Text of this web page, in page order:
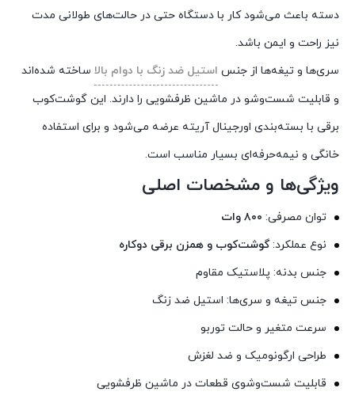
دسته باعث می‌شود کار با دستگاه حتی در حالت‌های طولانی مدت
نیز راحت و ایمن باشد.
سری‌ها و تیغه‌ها از جنس استیل ضد زنگ با دوام بالا ساخته شده‌اند
و قابلیت شست‌وشو در ماشین ظرفشویی را دارند. این گوشت‌کوب
برقی با بسته‌بندی اورجینال آریته عرضه می‌شود و برای استفاده
خانگی و نیمه‌حرفه‌ای بسیار مناسب است.
ویژگی‌ها و مشخصات اصلی
توان مصرفی: ۸۰۰ وات
نوع عملکرد:گوشت‌کوب و همزن برقی دوکاره
جنس بدنه: پلاستیک مقاوم
جنس تیغه و سری‌ها: استیل ضد زنگ
سرعت متغیر و حالت توربو
طراحی ارگونومیک و ضد لغزش
قابلیت شست‌وشوی قطعات در ماشین ظرفشویی